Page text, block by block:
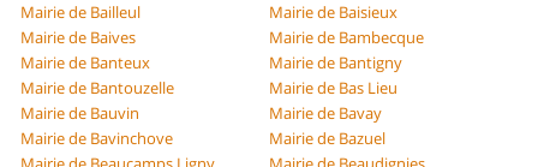
Mairie de Bailleul
Mairie de Baisieux
Mairie de Baives
Mairie de Bambecque
Mairie de Banteux
Mairie de Bantigny
Mairie de Bantouzelle
Mairie de Bas Lieu
Mairie de Bauvin
Mairie de Bavay
Mairie de Bavinchove
Mairie de Bazuel